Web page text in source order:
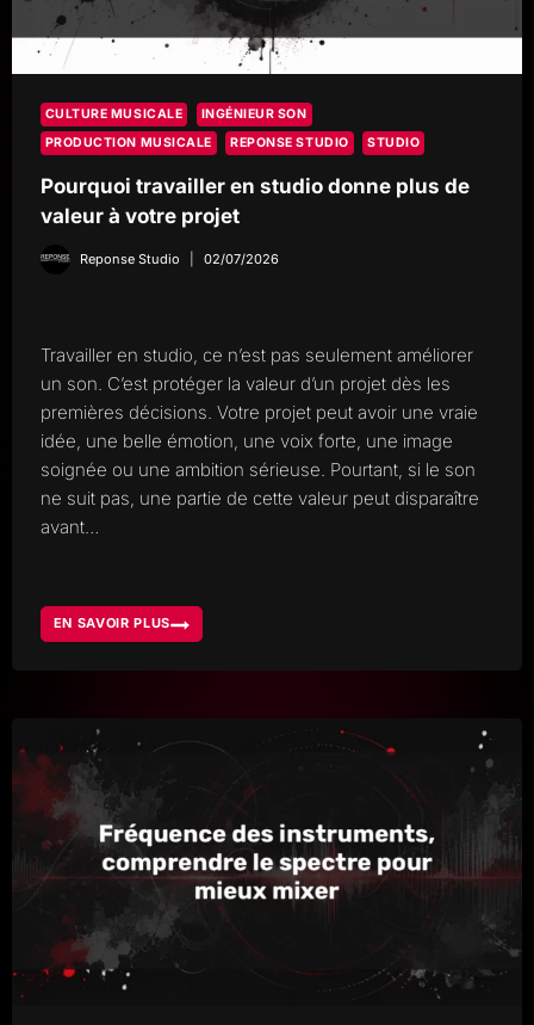
CULTURE MUSICALE
INGÉNIEUR SON
PRODUCTION MUSICALE
REPONSE STUDIO STUDIO
Pourquoi travailler en studio donne plus de
valeur à votre projet
Reponse Studio 02/07/2026
Travailler en studio, ce n’est pas seulement améliorer
un son. C’est protéger la valeur d’un projet dès les
premières décisions. Votre projet peut avoir une vraie
idée, une belle émotion, une voix forte, une image
soignée ou une ambition sérieuse. Pourtant, si le son
ne suit pas, une partie de cette valeur peut disparaître
avant…
EN SAVOIR PLUS
POURQUOI
TRAVAILLER
VOTRE
PROJET